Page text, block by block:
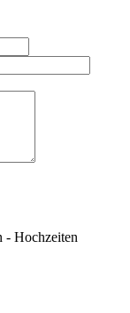
- Hochzeiten